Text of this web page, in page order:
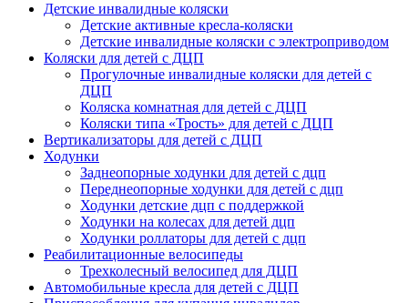
Детские инвалидные коляски
Детские активные кресла-коляски
Детские инвалидные коляски с электроприводом
Коляски для детей с ДЦП
Прогулочные инвалидные коляски для детей с
ДЦП
Коляска комнатная для детей с ДЦП
Коляски типа «Трость» для детей с ДЦП
Вертикализаторы для детей с ДЦП
Ходунки
Заднеопорные ходунки для детей с дцп
Переднеопорные ходунки для детей с дцп
Ходунки детские дцп с поддержкой
Ходунки на колесах для детей дцп
Ходунки роллаторы для детей с дцп
Реабилитационные велосипеды
Трехколесный велосипед для ДЦП
Автомобильные кресла для детей с ДЦП